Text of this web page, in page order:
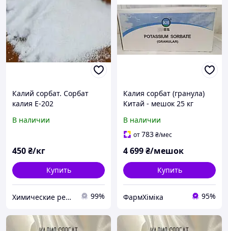
Калий сорбат. Сорбат
калия Е-202
В наличии
450₴/кг
Купить
Химические реактивы и сырье от интернет-магазина МенделеевШоп.ua 99%
Калия сорбат (гранула)
Китай - мешок 25 кг
В наличии
от783₴/мес
4 699₴/мешок
Купить
ФармХіміка 95%